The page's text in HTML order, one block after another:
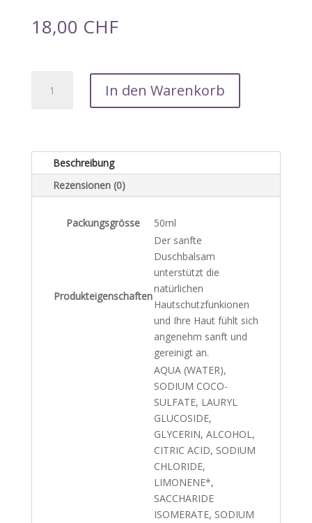
18,00 CHF
Body
In den Warenkorb
Beschreibung
Rezensionen (0)
Packungsgrösse 50ml
Produkteigenschaften
Der sanfte
Duschbalsam
unterstützt die
natürlichen
Hautschutzfunkionen
und Ihre Haut fühlt sich
angenehm sanft und
gereinigt an.
AQUA (WATER),
SODIUM COCO-
SULFATE, LAURYL
GLUCOSIDE,
GLYCERIN, ALCOHOL,
CITRIC ACID, SODIUM
CHLORIDE,
LIMONENE*,
SACCHARIDE
ISOMERATE, SODIUM